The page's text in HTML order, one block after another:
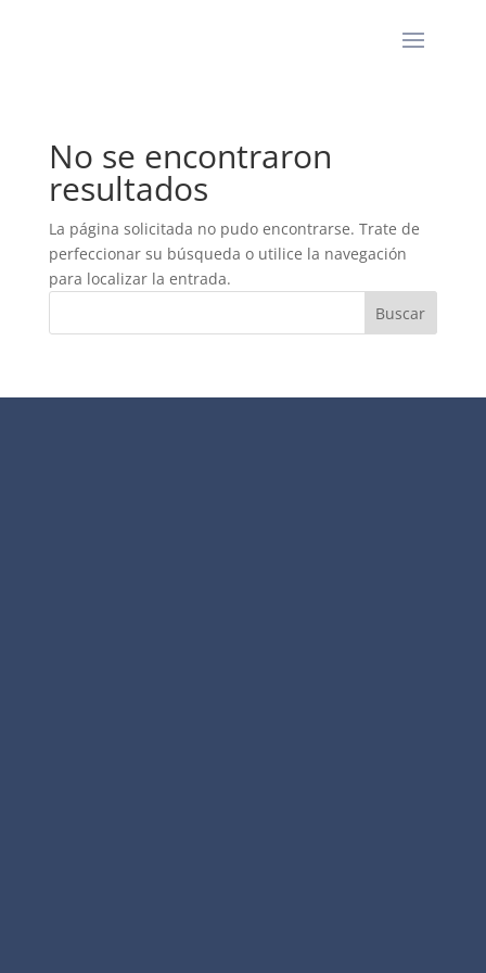
No se encontraron
resultados
La página solicitada no pudo encontrarse. Trate de
perfeccionar su búsqueda o utilice la navegación
para localizar la entrada.